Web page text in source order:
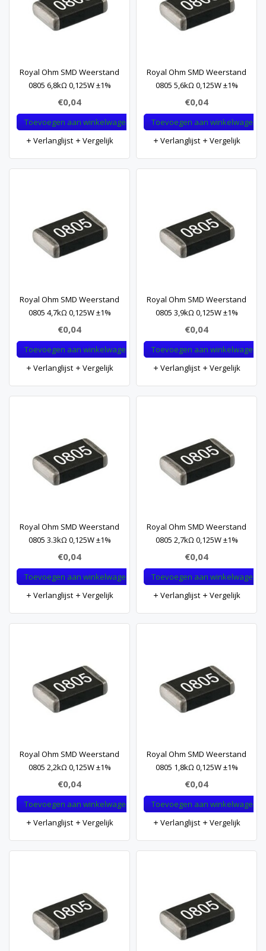
Royal Ohm SMD Weerstand
0805 6,8kΩ 0,125W ±1%
€0,04
Toevoegen aan winkelwagen
Verlanglijst
Vergelijk
Royal Ohm SMD Weerstand
0805 5,6kΩ 0,125W ±1%
€0,04
Toevoegen aan winkelwagen
Verlanglijst
Vergelijk
Royal Ohm SMD Weerstand
0805 4,7kΩ 0,125W ±1%
€0,04
Toevoegen aan winkelwagen
Verlanglijst
Vergelijk
Royal Ohm SMD Weerstand
0805 3,9kΩ 0,125W ±1%
€0,04
Toevoegen aan winkelwagen
Verlanglijst
Vergelijk
Royal Ohm SMD Weerstand
0805 3.3kΩ 0,125W ±1%
€0,04
Toevoegen aan winkelwagen
Verlanglijst
Vergelijk
Royal Ohm SMD Weerstand
0805 2,7kΩ 0,125W ±1%
€0,04
Toevoegen aan winkelwagen
Verlanglijst
Vergelijk
Royal Ohm SMD Weerstand
0805 2,2kΩ 0,125W ±1%
€0,04
Toevoegen aan winkelwagen
Verlanglijst
Vergelijk
Royal Ohm SMD Weerstand
0805 1,8kΩ 0,125W ±1%
€0,04
Toevoegen aan winkelwagen
Verlanglijst
Vergelijk